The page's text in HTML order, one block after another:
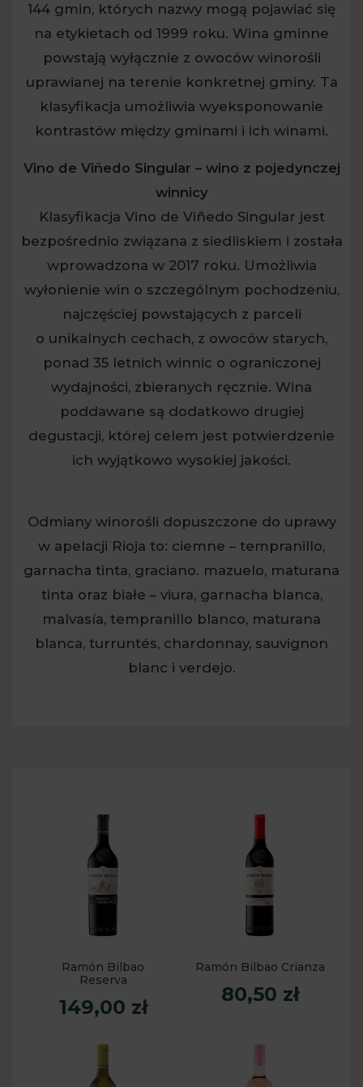
144 gmin, których nazwy mogą pojawiać się
na etykietach od 1999 roku. Wina gminne
powstają wyłącznie z owoców winorośli
uprawianej na terenie konkretnej gminy. Ta
klasyfikacja umożliwia wyeksponowanie
kontrastów między gminami i ich winami.
Vino de Viñedo Singular – wino z pojedynczej
winnicy
Klasyfikacja Vino de Viñedo Singular jest
bezpośrednio związana z siedliskiem i została
wprowadzona w 2017 roku. Umożliwia
wyłonienie win o szczególnym pochodzeniu,
najczęściej powstających z parceli
o unikalnych cechach, z owoców starych,
ponad 35 letnich winnic o ograniczonej
wydajności, zbieranych ręcznie. Wina
poddawane są dodatkowo drugiej
degustacji, której celem jest potwierdzenie
ich wyjątkowo wysokiej jakości.
Odmiany winorośli dopuszczone do uprawy
w apelacji Rioja to: ciemne – tempranillo,
garnacha tinta, graciano. mazuelo, maturana
tinta oraz białe – viura, garnacha blanca,
malvasía, tempranillo blanco, maturana
blanca, turruntés, chardonnay, sauvignon
blanc i verdejo.
Ramón Bilbao
Reserva
149,00 zł
Ramón Bilbao Crianza
80,50 zł